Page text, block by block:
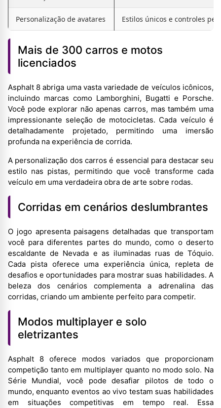
Personalização de avatares Estilos únicos e controles
Mais de 300 carros e motos
licenciados
Asphalt 8 abriga uma vasta variedade de veículos icônicos,
incluindo marcas como Lamborghini, Bugatti e Porsche.
Você pode explorar não apenas carros, mas também uma
impressionante seleção de motocicletas. Cada veículo é
detalhadamente projetado, permitindo uma imersão
profunda na experiência de corrida.
A personalização dos carros é essencial para destacar seu
estilo nas pistas, permitindo que você transforme cada
veículo em uma verdadeira obra de arte sobre rodas.
Corridas em cenários deslumbrantes
O jogo apresenta paisagens detalhadas que transportam
você para diferentes partes do mundo, como o deserto
escaldante de Nevada e as iluminadas ruas de Tóquio.
Cada pista oferece uma experiência única, repleta de
desafios e oportunidades para mostrar suas habilidades. A
beleza dos cenários complementa a adrenalina das
corridas, criando um ambiente perfeito para competir.
Modos multiplayer e solo
eletrizantes
Asphalt 8 oferece modos variados que proporcionam
competição tanto em multiplayer quanto no modo solo. Na
Série Mundial, você pode desafiar pilotos de todo o
mundo, enquanto eventos ao vivo testam suas habilidades
em situações competitivas em tempo real. Essa